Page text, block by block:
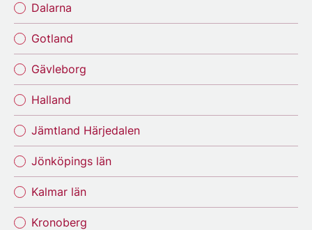
Dalarna
Gotland
Gävleborg
Halland
Jämtland Härjedalen
Jönköpings län
Kalmar län
Kronoberg